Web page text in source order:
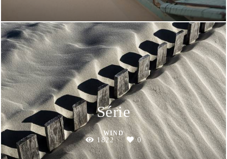
Série
WIND
1822 0